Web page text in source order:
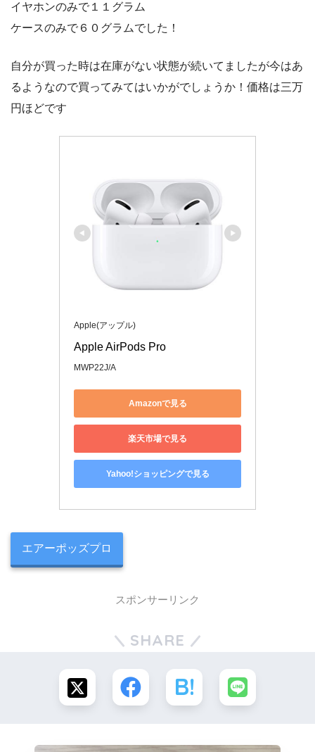
イヤホンのみで１１グラム
ケースのみで６０グラムでした！
自分が買った時は在庫がない状態が続いてましたが今はあ
るようなので買ってみてはいかがでしょうか！価格は三万
円ほどです
Apple(アップル)
Apple AirPods Pro
MWP22J/A
Amazonで見る
楽天市場で見る
Yahoo!ショッピングで見る
エアーポッズプロ
スポンサーリンク
SHARE